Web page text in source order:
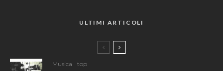
ULTIMI ARTICOLI
Musica top